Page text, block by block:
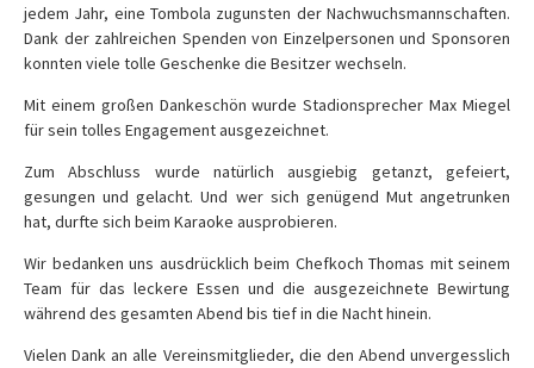
jedem Jahr, eine Tombola zugunsten der Nachwuchsmannschaften.
Dank der zahlreichen Spenden von Einzelpersonen und Sponsoren
konnten viele tolle Geschenke die Besitzer wechseln.
Mit einem großen Dankeschön wurde Stadionsprecher Max Miegel
für sein tolles Engagement ausgezeichnet.
Zum Abschluss wurde natürlich ausgiebig getanzt, gefeiert,
gesungen und gelacht. Und wer sich genügend Mut angetrunken
hat, durfte sich beim Karaoke ausprobieren.
Wir bedanken uns ausdrücklich beim Chefkoch Thomas mit seinem
Team für das leckere Essen und die ausgezeichnete Bewirtung
während des gesamten Abend bis tief in die Nacht hinein.
Vielen Dank an alle Vereinsmitglieder, die den Abend unvergesslich